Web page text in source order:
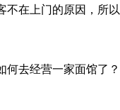
不在上门的原因，所
何去经营一家面馆了